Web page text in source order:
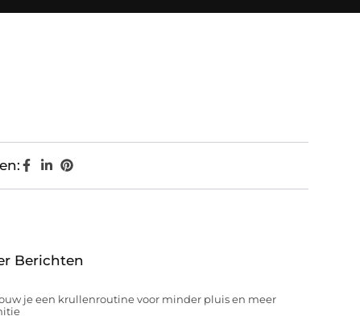
Berichten
je een krullenroutine voor minder pluis en meer